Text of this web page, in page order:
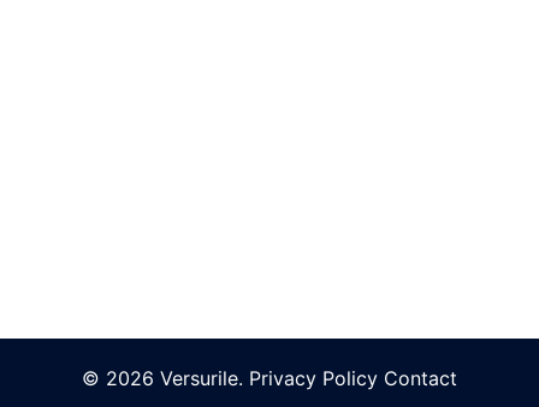
© 2026 Versurile. Privacy Policy Contact